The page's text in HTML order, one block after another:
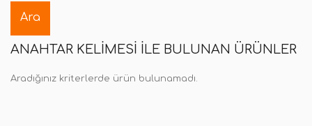
ANAHTAR KELIMESI ILE BULUNAN ÜRÜNLER
Aradığınız kriterlerde ürün bulunamadı.